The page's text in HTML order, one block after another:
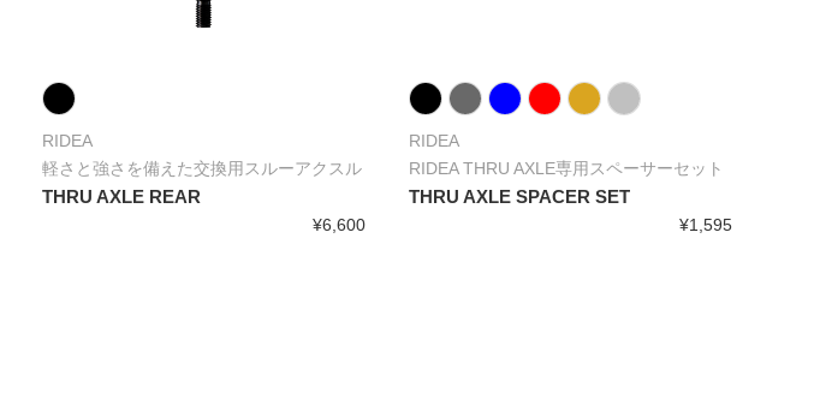
RIDEA
軽さと強さを備えた交換用スルーアクスル
THRU AXLE REAR
¥6,600
RIDEA
RIDEA THRU AXLE専用スペーサーセット
THRU AXLE SPACER SET
¥1,595